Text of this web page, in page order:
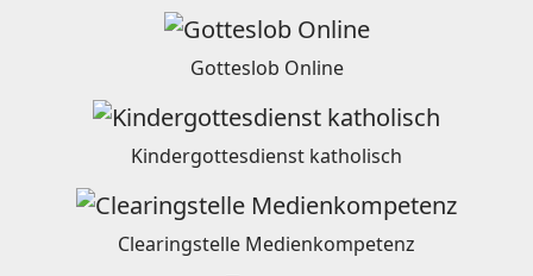
Gotteslob Online
Kindergottesdienst katholisch
Clearingstelle Medienkompetenz